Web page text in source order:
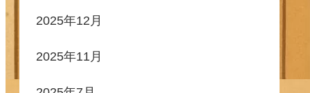
2025年12月
2025年11月